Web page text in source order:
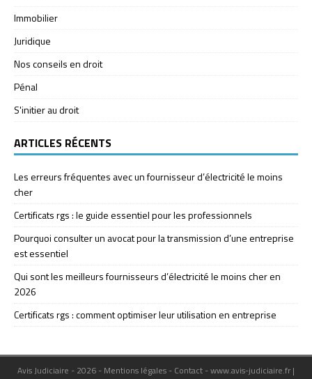
Immobilier
Juridique
Nos conseils en droit
Pénal
S'initier au droit
ARTICLES RÉCENTS
Les erreurs fréquentes avec un fournisseur d’électricité le moins
cher
Certificats rgs : le guide essentiel pour les professionnels
Pourquoi consulter un avocat pour la transmission d’une entreprise
est essentiel
Qui sont les meilleurs fournisseurs d’électricité le moins cher en
2026
Certificats rgs : comment optimiser leur utilisation en entreprise
Avis Judiciaire - 2026 - Mentions légales - Contact - www.avis-judiciaire.fr |